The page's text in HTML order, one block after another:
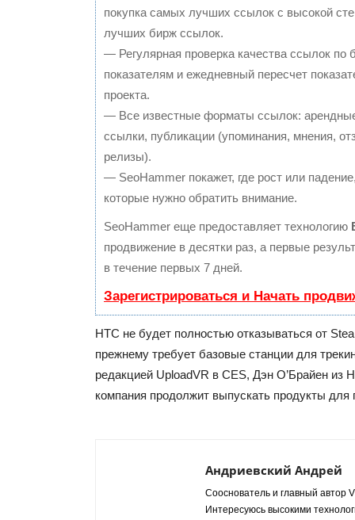
покупка самых лучших ссылок с высокой
лучших бирж ссылок.
— Регулярная проверка качества ссылок по
показателям и ежедневный пересчет
проекта.
— Все известные форматы ссылок:
ссылки, публикации (упоминания, мнения,
релизы).
— SeoHammer покажет, где рост или
которые нужно обратить внимание.
SeoHammer еще предоставляет технологию
продвижение в десятки раз, а первые
в течение первых 7 дней.
Зарегистрироваться и Начать
HTC не будет полностью отказываться от
прежнему требует базовые станции для
редакцией UploadVR в CES, Дэн О’Брайен из
компания продолжит выпускать продукты
Андриевский Андрей
Сооснователь и главный автор
Интересуюсь высокими